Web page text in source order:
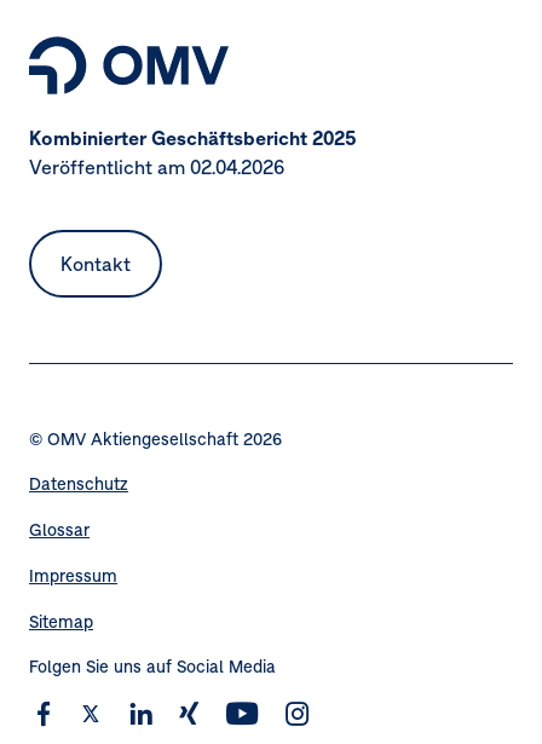
Kombinierter Geschäftsbericht 2025
Veröffentlicht am 02.04.2026
Kontakt
© OMV Aktiengesellschaft 2026
Fußzeilennavigation
Datenschutz
Glossar
Impressum
Sitemap
Folgen Sie uns auf Social Media
Facebook
X LinkedIn
XingYouTubeInstagram